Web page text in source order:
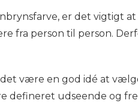
er det vigtigt
fra person til person.
det være en god idé at
defineret udseende og